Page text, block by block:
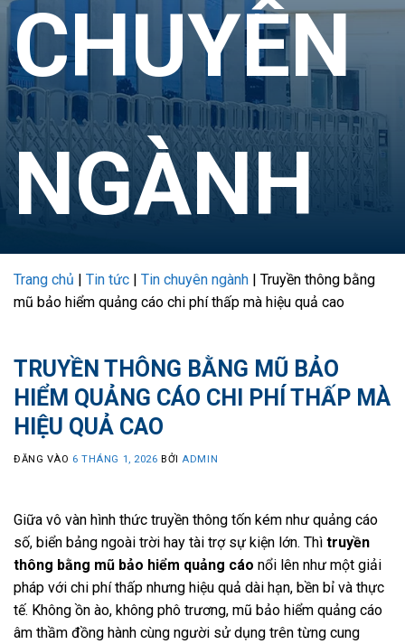
CHUYÊN
NGÀNH
Trang chủ | Tin tức | Tin chuyên ngành | Truyền thông bằng
mũ bảo hiểm quảng cáo chi phí thấp mà hiệu quả cao
TRUYỀN THÔNG BẰNG MŨ BẢO
HIỂM QUẢNG CÁO CHI PHÍ THẤP MÀ
HIỆU QUẢ CAO
ĐĂNG VÀO 6 THÁNG 1, 2026 BỞI ADMIN
Giữa vô vàn hình thức truyền thông tốn kém như quảng cáo
số, biển bảng ngoài trời hay tài trợ sự kiện lớn. Thì truyền
thông bằng mũ bảo hiểm quảng cáo nổi lên như một giải
pháp với chi phí thấp nhưng hiệu quả dài hạn, bền bỉ và thực
tế. Không ồn ào, không phô trương, mũ bảo hiểm quảng cáo
âm thầm đồng hành cùng người sử dụng trên từng cung